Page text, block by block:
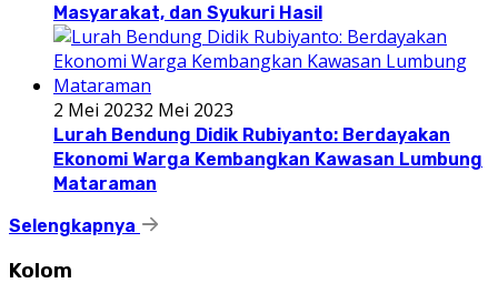
Masyarakat, dan Syukuri Hasil
2 Mei 20232 Mei 2023
Lurah Bendung Didik Rubiyanto: Berdayakan
Ekonomi Warga Kembangkan Kawasan Lumbung
Mataraman
Selengkapnya
Kolom